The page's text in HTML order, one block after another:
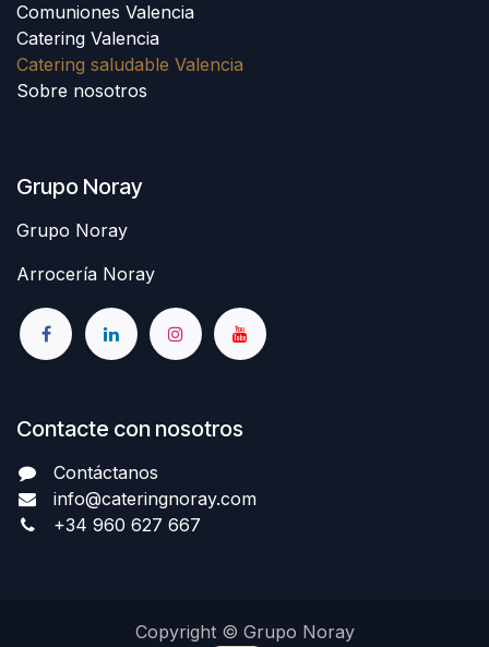
Comuniones Valencia
Catering Valencia
Catering saludable Valencia
Sobre nosotros
Grupo Noray
Grupo Noray
Arrocería Noray
Contacte con nosotros
Contáctanos
info@cateringnoray.com
+34 960 627 667
Copyright © Grupo Noray